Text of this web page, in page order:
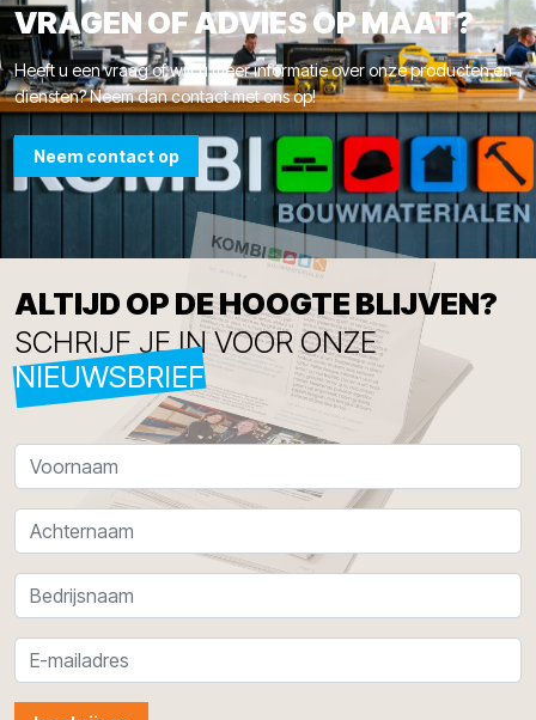
VRAGEN OF ADVIES OP MAAT?
Heeft u een vraag of wilt u meer informatie over onze producten en
diensten? Neem dan contact met ons op!
Neem contact op
ALTIJD OP DE HOOGTE BLIJVEN?
SCHRIJF JE IN VOOR ONZE
NIEUWSBRIEF